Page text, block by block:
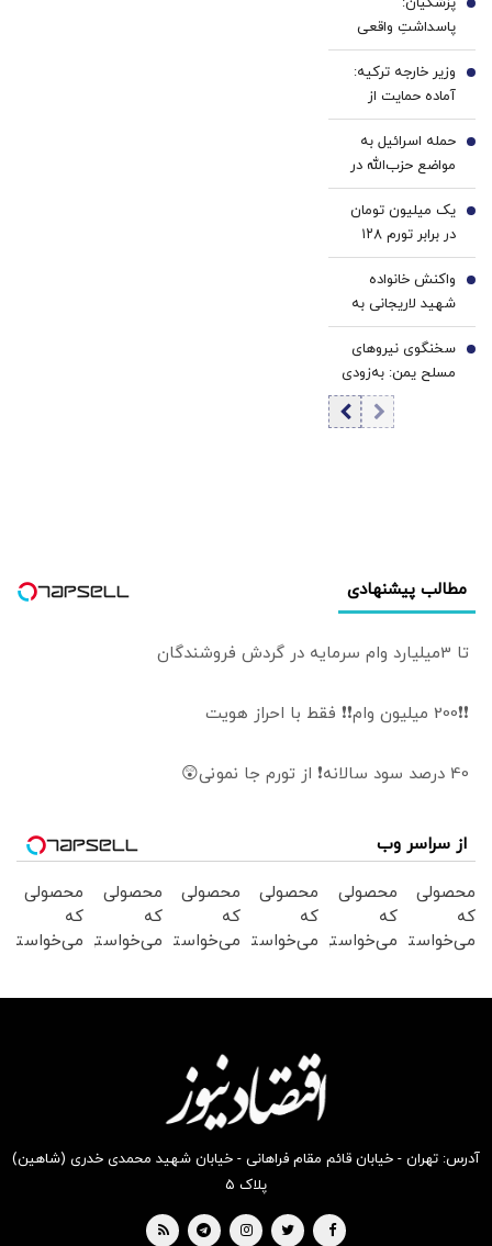
شاکی و ۷ متهم
پاسداشتِ واقعی
مشروطه، فراخوانی
است برای وفاق
ملی، عقلانیت
جمعی و تکیه بر
حاکمیت قانون
2
وزیر خارجه ترکیه:
آماده حمایت از
مذاکرات ایران و
آمریکا هستیم
3
حمله اسرائیل به
مواضع حزب‌الله در
جنوب لبنان
4
یک میلیون تومان
در برابر تورم ۱۲۸
درصدی/ افزایش
کالابرگ منتفی
شد؟
5
واکنش خانواده
شهید لاریجانی به
یک ادعا/ از اظهارات
شتاب‌زده و غیر
کارشناسی شدیداً
اجتناب کنید
6
سخنگوی نیروهای
مسلح یمن: به‌زودی
بیانیه مهم درباره
یک عملیات
7
مطالب پیشنهادی
تا 3میلیارد وام سرمایه در گردش فروشندگان
❗❗200 میلیون وام❗❗ فقط با احراز هویت
40 درصد سود سالانه❗ از تورم جا نمونی😲
از سراسر وب
محصولی
که
می‌خواستی
محصولی
که
می‌خواستی
محصولی
که
می‌خواستی
بخر !
محصولی
که
می‌خواستی
بخر !
محصولی
که
می‌خواستی
محصولی
که
می‌خواستی
آدرس: تهران - خیابان قائم مقام فراهانی - خیابان شهید محمدی خدری (شاهین)
پلاک ۵